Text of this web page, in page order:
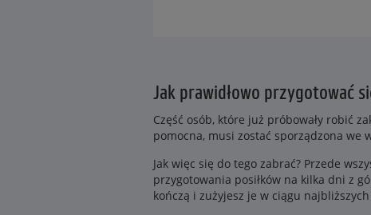
Jak prawidłowo przygotować
Część osób, które już próbowały robić
pomocna, musi zostać sporządzona we
Jak więc się do tego zabrać? Przede
przygotowania posiłków na kilka dni z
kończą i zużyjesz je w ciągu